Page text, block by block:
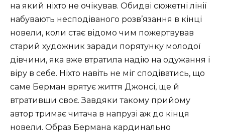
на який ніхто не очікував. Обидві сюжетні лінії
набувають несподіваного розв’язання в кінці
новели, коли стає відомо чим пожертвував
старий художник заради порятунку молодої
дівчини, яка вже втратила надію на одужання і
віру в себе. Ніхто навіть не міг сподіватись, що
саме Берман врятує життя Джонсі, ще й
втративши своє. Завдяки такому прийому
автор тримає читача в напрузі аж до кінця
новели. Образ Бермана кардинально